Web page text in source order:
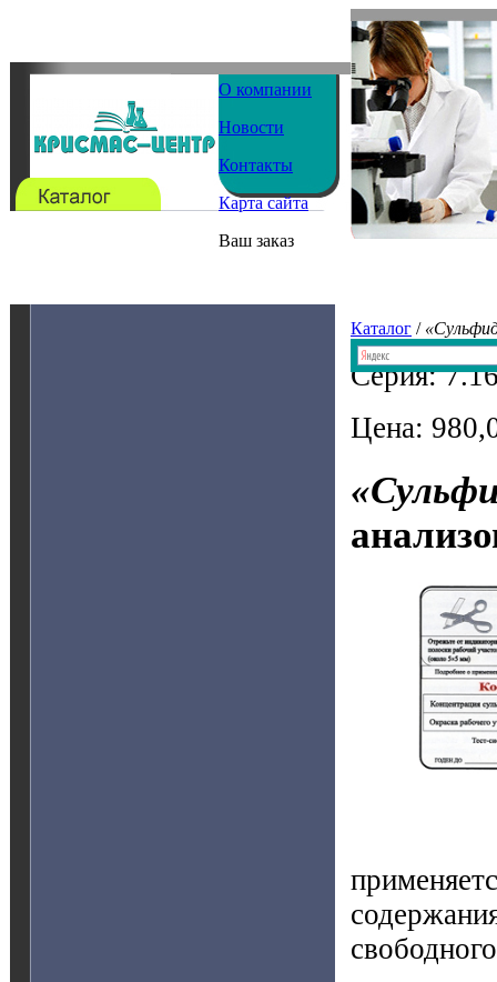
О компании
Новости
Контакты
Карта сайта
Ваш заказ
Каталог /
Серия:
Цена: